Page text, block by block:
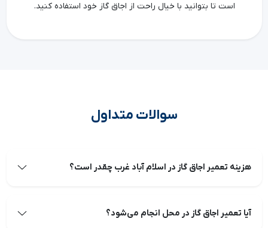
است تا بتوانید با خیال راحت از اجاق گاز خود استفاده کنید.
سوالات متداول
هزینه تعمیر اجاق گاز در اسلام آباد غرب چقدر است؟
آیا تعمیر اجاق گاز در محل انجام می‌شود؟